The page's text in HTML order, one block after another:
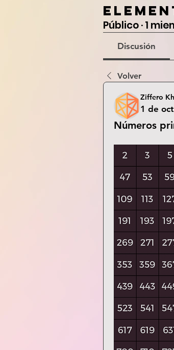
Público·1
Discusión
Volver
Ziffero
1 de
Números